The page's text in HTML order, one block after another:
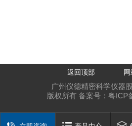
返回顶部 网
广州仪德精密科学仪器
版权所有 备案号： 粤ICP